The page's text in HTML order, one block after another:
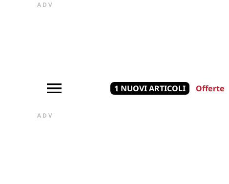
ADV
1 NUOVI ARTICOLI Offerte
ADV